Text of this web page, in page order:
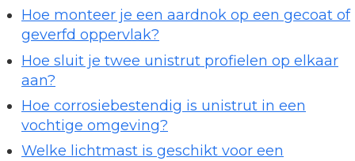
Hoe monteer je een aardnok op een gecoat of
geverfd oppervlak?
Hoe sluit je twee unistrut profielen op elkaar
aan?
Hoe corrosiebestendig is unistrut in een
vochtige omgeving?
Welke lichtmast is geschikt voor een